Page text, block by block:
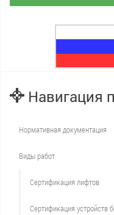
Навигация
Нормативная документация
Виды работ
Сертификация лифтов
Сертификация устройств